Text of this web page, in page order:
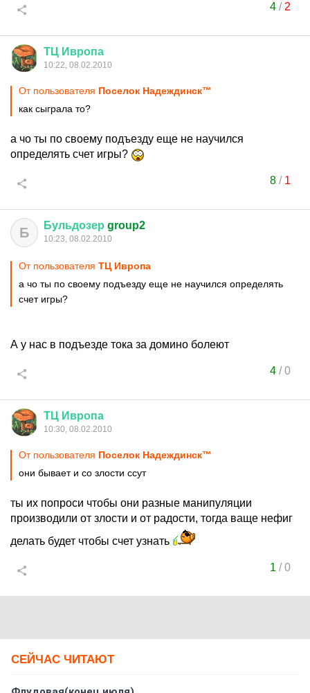
4/ 2
ТЦ Ивропа
10:22, 08.02.2010
От пользователя Поселок Надеждинск™
как сыграла то?
а чо ты по своему подъезду еще не научился
определять счет игры?
8/ 1
Б Бульдозер group2
10:23, 08.02.2010
От пользователя ТЦ Ивропа
а чо ты по своему подъезду еще не научился определять
счет игры?
А у нас в подъезде тока за домино болеют
4/0
ТЦ Ивропа
10:30, 08.02.2010
От пользователя Поселок Надеждинск™
они бывает и со злости ссут
ты их попроси чтобы они разные манипуляции
производили от злости и от радости, тогда ваще нефиг
делать будет чтобы счет узнать
1 /0
СЕЙЧАС ЧИТАЮТ